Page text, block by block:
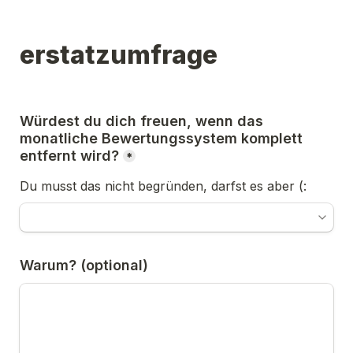
erstatzumfrage
Würdest du dich freuen, wenn das
monatliche Bewertungssystem komplett
entfernt wird? *
Du musst das nicht begründen, darfst es aber (:
Warum? (optional)